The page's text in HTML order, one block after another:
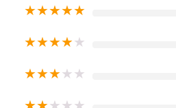
★★★★★
★★★★★
★★★★★